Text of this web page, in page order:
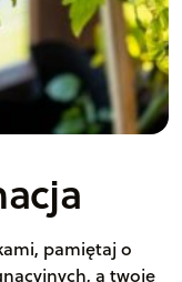
pamiętaj o
a twoje